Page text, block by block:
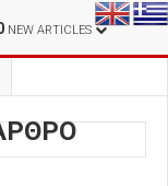
NEW ARTICLES